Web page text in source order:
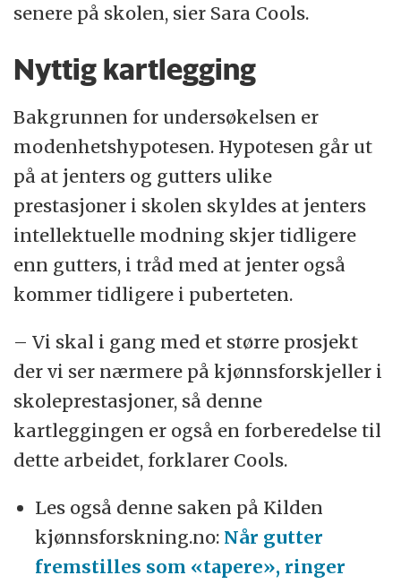
senere på skolen, sier Sara Cools.
Nyttig kartlegging
Bakgrunnen for undersøkelsen er
modenhetshypotesen. Hypotesen går ut
på at jenters og gutters ulike
prestasjoner i skolen skyldes at jenters
intellektuelle modning skjer tidligere
enn gutters, i tråd med at jenter også
kommer tidligere i puberteten.
– Vi skal i gang med et større prosjekt
der vi ser nærmere på kjønnsforskjeller i
skoleprestasjoner, så denne
kartleggingen er også en forberedelse til
dette arbeidet, forklarer Cools.
Les også denne saken på Kilden
kjønnsforskning.no: Når gutter
fremstilles som «tapere», ringer